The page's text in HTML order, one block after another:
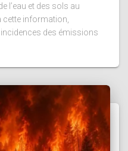
l’eau et des sols au
cette information,
incidences des émissions